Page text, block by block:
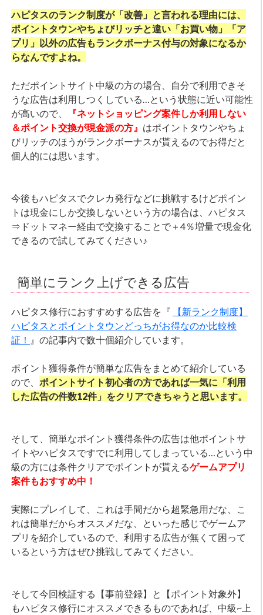
ハピタスのランク制度が「改善」と言われる理由には、
ポイントタウンやちょびリッチと違い「お買い物」「ア
プリ」以外の広告もランクボーナス付与の対象になるか
らなんですよね。
ただポイントサイト中級の方の場合、自分で利用できそ
うな広告は利用しつくしている…という状態に近い可能性
が高いので、
『ネットショッピング案件しか利用しない
＆ポイント交換が現金派の方』 はポイントタウンやちょ
びリッチのほうがランクボーナスが貰えるのでお得だと
個人的には思います。
今後もハピタスでクレカ発行などに挑戦するけどポイン
トは現金にしか交換しないという方の場合は、ハピタス
⇒ドットマネー経由で交換することで＋4％増量で現金化
できるので試してみてください♪
簡単にランク上げできる広告
ハピタス修行におすすめする広告を『
【新ランク制度】
ハピタスとポイントタウンどっちがお得なのか比較検
証！ 』の記事内で数十個紹介しています。
ポイント獲得条件が簡単な広告をまとめて紹介している
ので、 ポイントサイト初心者の方であれば一気に「利用
した広告の件数12件」をクリアできちゃうと思います。
そして、簡単なポイント獲得条件の広告は他ポイントサ
イトやハピタスですでに利用してしまっている…という中
級の方には条件クリアでポイントが貰えるゲームアプリ
案件もおすすめ中！
実際にプレイして、これは手間だから超緊急用だな、こ
れは簡単だからオススメだな、といった感じでゲームア
プリを紹介しているので、利用する広告が無くて困って
いるという方はぜひ挑戦してみてください。
そして今回検証する【事前登録】と【ポイント対象外】
もハピタス修行にオススメできるものであれば、中級~上